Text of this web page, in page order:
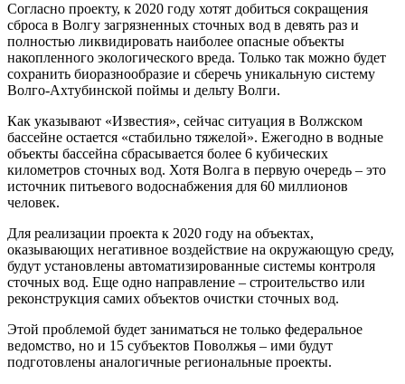
Согласно проекту, к 2020 году хотят добиться сокращения
сброса в Волгу загрязненных сточных вод в девять раз и
полностью ликвидировать наиболее опасные объекты
накопленного экологического вреда. Только так можно будет
сохранить биоразнообразие и сберечь уникальную систему
Волго-Ахтубинской поймы и дельту Волги.
Как указывают «Известия», сейчас ситуация в Волжском
бассейне остается «стабильно тяжелой». Ежегодно в водные
объекты бассейна сбрасывается более 6 кубических
километров сточных вод. Хотя Волга в первую очередь – это
источник питьевого водоснабжения для 60 миллионов
человек.
Для реализации проекта к 2020 году на объектах,
оказывающих негативное воздействие на окружающую среду,
будут установлены автоматизированные системы контроля
сточных вод. Еще одно направление – строительство или
реконструкция самих объектов очистки сточных вод.
Этой проблемой будет заниматься не только федеральное
ведомство, но и 15 субъектов Поволжья – ими будут
подготовлены аналогичные региональные проекты.